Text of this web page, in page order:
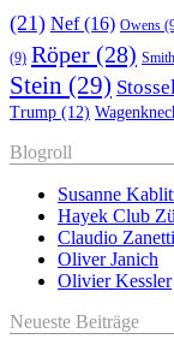
(21) Nef(16) Owens
(9) Röper (28) Smith
Stein (29) Stossel
Trump (12)
Blogroll
Susanne
Hayek Club
Claudio Zanetti
Oliver Janich
Olivier Kessler
Neueste Beiträge